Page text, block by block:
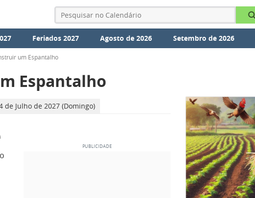
Feriados 2027 Agosto de 2026 Setembro de 2026
um Espantalho
Espantalho
de Julho de 2027 (Domingo)